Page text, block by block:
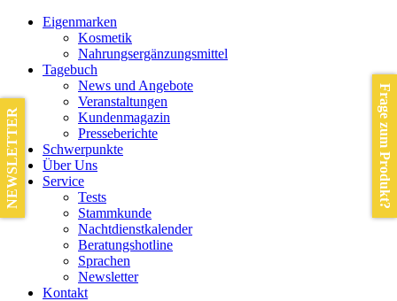
Eigenmarken
Kosmetik
Nahrungsergänzungsmittel
Tagebuch
News und Angebote
Veranstaltungen
Kundenmagazin
Presseberichte
Schwerpunkte
Über Uns
Service
Tests
Stammkunde
Nachtdienstkalender
Beratungshotline
Sprachen
Newsletter
Kontakt
Frage zum Produkt?
NEWSLETTER